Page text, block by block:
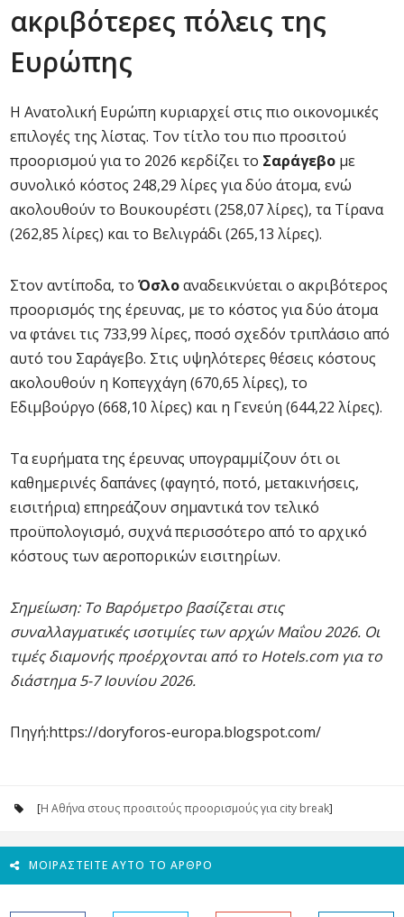
ακριβότερες πόλεις της
Ευρώπης
Η Ανατολική Ευρώπη κυριαρχεί στις πιο οικονομικές
επιλογές της λίστας. Τον τίτλο του πιο προσιτού
προορισμού για το 2026 κερδίζει το Σαράγεβο με
συνολικό κόστος 248,29 λίρες για δύο άτομα, ενώ
ακολουθούν το Βουκουρέστι (258,07 λίρες), τα Τίρανα
(262,85 λίρες) και το Βελιγράδι (265,13 λίρες).
Στον αντίποδα, το Όσλοαναδεικνύεται ο ακριβότερος
προορισμός της έρευνας, με το κόστος για δύο άτομα
να φτάνει τις 733,99 λίρες, ποσό σχεδόν τριπλάσιο από
αυτό του Σαράγεβο. Στις υψηλότερες θέσεις κόστους
ακολουθούν η Κοπεγχάγη (670,65 λίρες), το
Εδιμβούργο (668,10 λίρες) και η Γενεύη (644,22 λίρες).
Τα ευρήματα της έρευνας υπογραμμίζουν ότι οι
καθημερινές δαπάνες (φαγητό, ποτό, μετακινήσεις,
εισιτήρια) επηρεάζουν σημαντικά τον τελικό
προϋπολογισμό, συχνά περισσότερο από το αρχικό
κόστους των αεροπορικών εισιτηρίων.
Σημείωση: Το Βαρόμετρο βασίζεται στις
συναλλαγματικές ισοτιμίες των αρχών Μαΐου 2026. Οι
τιμές διαμονής προέρχονται από το Hotels.com για το
διάστημα 5-7 Ιουνίου 2026.
Πηγή:https://doryforos-europa.blogspot.com/
[Η Αθήνα στους προσιτούς προορισμούς για city break]
ΜΟΙΡΑΣΤΕΊΤΕ ΑΥΤΌ ΤΟ ΆΡΘΡΟ